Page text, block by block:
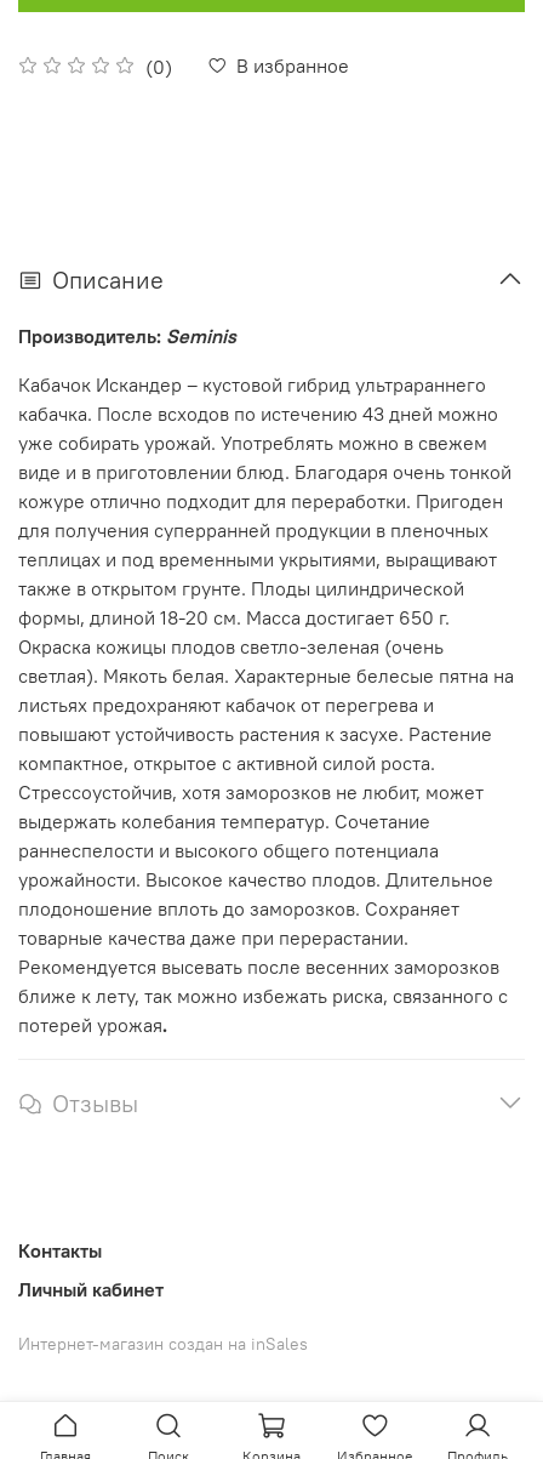
(0) В избранное
Описание
Производитель: Seminis
Кабачок Искандер – кустовой гибрид ультрараннего
кабачка. После всходов по истечению 43 дней можно
уже собирать урожай. Употреблять можно в свежем
виде и в приготовлении блюд. Благодаря очень тонкой
кожуре отлично подходит для переработки. Пригоден
для получения суперранней продукции в пленочных
теплицах и под временными укрытиями, выращивают
также в открытом грунте. Плоды цилиндрической
формы, длиной 18-20 см. Масса достигает 650 г.
Окраска кожицы плодов светло-зеленая (очень
светлая). Мякоть белая. Характерные белесые пятна на
листьях предохраняют кабачок от перегрева и
повышают устойчивость растения к засухе. Растение
компактное, открытое с активной силой роста.
Стрессоустойчив, хотя заморозков не любит, может
выдержать колебания температур. Сочетание
раннеспелости и высокого общего потенциала
урожайности. Высокое качество плодов. Длительное
плодоношение вплоть до заморозков. Сохраняет
товарные качества даже при перерастании.
Рекомендуется высевать после весенних заморозков
ближе к лету, так можно избежать риска, связанного с
потерей урожая.
Отзывы
Контакты
Личный кабинет
Интернет-магазин создан на inSales